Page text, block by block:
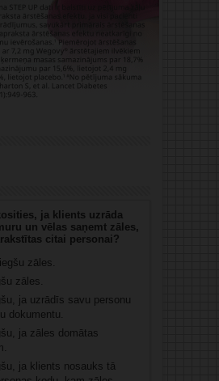
ja klients uzrāda
un vēlas saņemt zāles,
citai personai?
zāles.
zāles.
ja uzrādīs savu personu
dokumentu.
ja zāles domātas
ja klients nosauks tā